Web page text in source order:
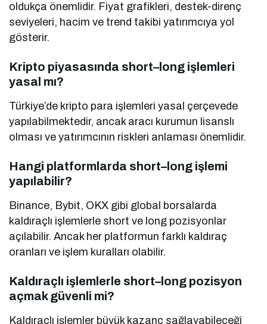
oldukça önemlidir. Fiyat grafikleri, destek-direnç
seviyeleri, hacim ve trend takibi yatırımcıya yol
gösterir.
Kripto piyasasında short–long işlemleri
yasal mı?
Türkiye’de kripto para işlemleri yasal çerçevede
yapılabilmektedir, ancak aracı kurumun lisanslı
olması ve yatırımcının riskleri anlaması önemlidir.
Hangi platformlarda short–long işlemi
yapılabilir?
Binance, Bybit, OKX gibi global borsalarda
kaldıraçlı işlemlerle short ve long pozisyonlar
açılabilir. Ancak her platformun farklı kaldıraç
oranları ve işlem kuralları olabilir.
Kaldıraçlı işlemlerle short–long pozisyon
açmak güvenli mi?
Kaldıraçlı işlemler büyük kazanç sağlayabileceği